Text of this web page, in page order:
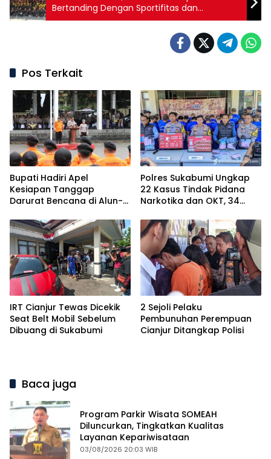
Bertanding Dengan Sportifitas dan
Mencapai Prestasi
Pos Terkait
Bupati Hadiri Apel
Kesiapan Tanggap
Darurat Bencana di Alun-
Polres Sukabumi Ungkap
22 Kasus Tindak Pidana
Narkotika dan OKT, 34
IRT Cianjur Tewas Dicekik
Seat Belt Mobil Sebelum
Dibuang di Sukabumi
2 Sejoli Pelaku
Pembunuhan Perempuan
Cianjur Ditangkap Polisi
Baca juga
Program Parkir Wisata SOMEAH
Diluncurkan, Tingkatkan Kualitas
Layanan Kepariwisataan
03/08/2026 20:03 WIB